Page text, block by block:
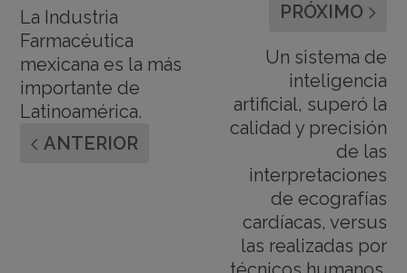
La Industria
Farmacéutica
mexicana es la más
importante de
Latinoamérica.
ANTERIOR
PRÓXIMO
Un sistema de
inteligencia
artificial, superó la
calidad y precisión
de las
interpretaciones
de ecografías
cardíacas, versus
las realizadas por